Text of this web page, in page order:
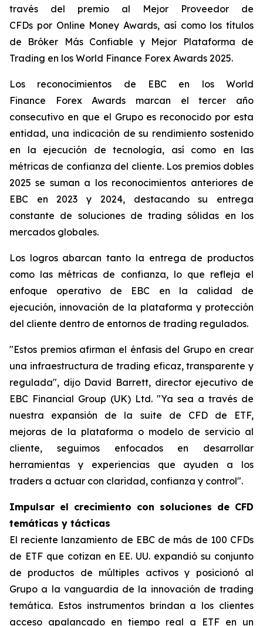
través del premio al Mejor Proveedor de
CFDs por Online Money Awards, así como los títulos
de Bróker Más Confiable y Mejor Plataforma de
Trading en los World Finance Forex Awards 2025.
Los reconocimientos de EBC en los World
Finance
Forex Awards marcan el tercer año
consecutivo en que el Grupo es reconocido por esta
entidad, una indicación de su rendimiento sostenido
en la ejecución de tecnología, así como en las
métricas de confianza del cliente. Los premios dobles
2025 se suman a los reconocimientos anteriores de
EBC en 2023 y 2024, destacando su entrega
constante de soluciones de trading sólidas en los
mercados globales.
Los logros abarcan tanto la entrega de productos
como las métricas de confianza, lo que refleja el
enfoque operativo de EBC en la calidad de
ejecución, innovación de la plataforma y protección
del cliente dentro de entornos de trading regulados.
"Estos premios afirman el énfasis del Grupo en crear
una infraestructura de trading eficaz, transparente y
regulada", dijo David Barrett, director ejecutivo de
EBC Financial Group (UK) Ltd. "Ya sea a través de
nuestra expansión de la suite de CFD de ETF,
mejoras de la plataforma o modelo de servicio al
cliente, seguimos enfocados en desarrollar
herramientas y experiencias que ayuden a los
traders a actuar con claridad, confianza y control".
Impulsar el crecimiento con soluciones de CFD
temáticas y tácticas
El reciente lanzamiento de EBC de más de 100 CFDs
de ETF que cotizan en EE. UU. expandió su conjunto
de productos de múltiples activos y posicionó al
Grupo a la vanguardia de la innovación de trading
temática. Estos instrumentos brindan a los clientes
acceso apalancado en tiempo real a ETF en un